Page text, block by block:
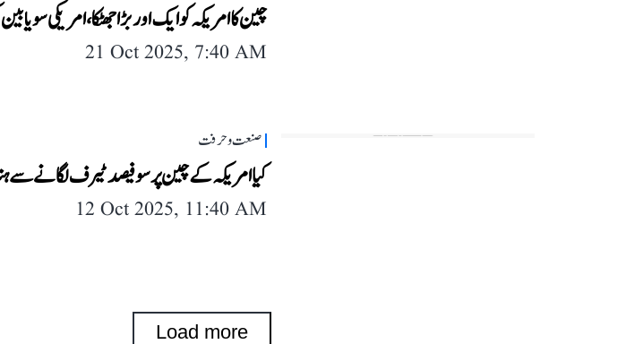
چین کا امریکہ کو ایک اور بڑا جھٹکا، امریکی سویا
21 Oct 2025, 7:40 AM
صنعت و حرفت
کیا امریکہ کے چین پر سو فیصد ٹیرف لگانے سے
12 Oct 2025, 11:40 AM
Load more